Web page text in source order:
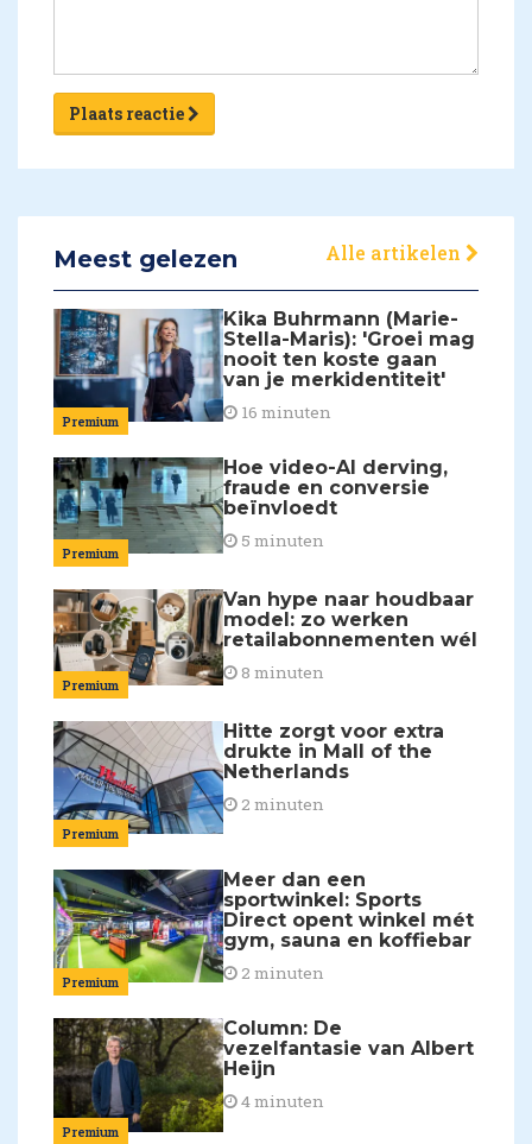
Plaats reactie
Meest gelezen Alle artikelen
Premium
Kika Buhrmann (Marie-
Stella-Maris): 'Groei mag
nooit ten koste gaan
van je merkidentiteit'
16 minuten
Premium
Hoe video-AI derving,
fraude en conversie
beïnvloedt
5 minuten
Premium
Van hype naar houdbaar
model: zo werken
retailabonnementen wél
8 minuten
Premium
Hitte zorgt voor extra
drukte in Mall of the
Netherlands
2 minuten
Premium
Meer dan een
sportwinkel: Sports
Direct opent winkel mét
gym, sauna en koffiebar
2 minuten
Premium
Column: De
vezelfantasie van Albert
Heijn
4 minuten